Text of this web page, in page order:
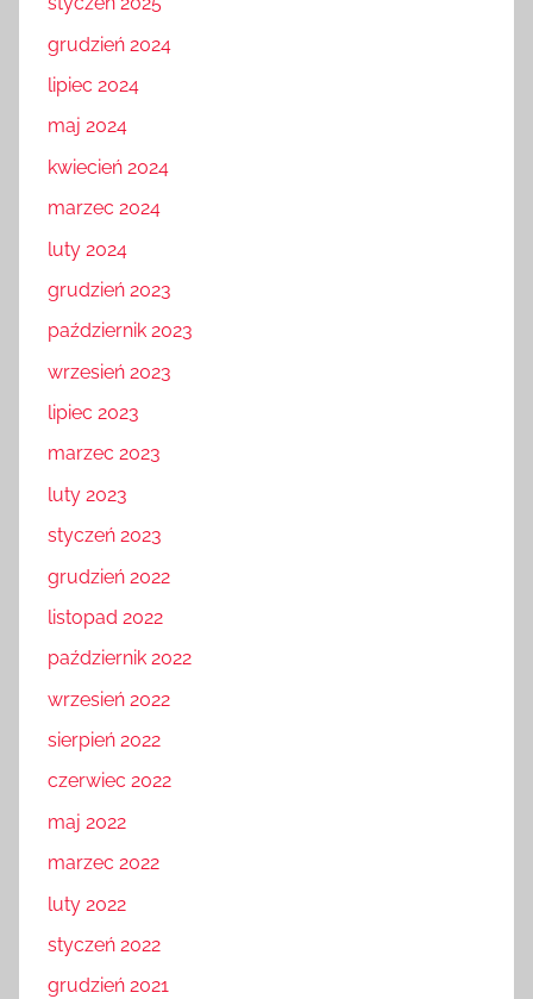
grudzień 2024
lipiec 2024
maj 2024
kwiecień 2024
marzec 2024
luty 2024
grudzień 2023
październik 2023
wrzesień 2023
lipiec 2023
marzec 2023
luty 2023
styczeń 2023
grudzień 2022
listopad 2022
październik 2022
wrzesień 2022
sierpień 2022
czerwiec 2022
maj 2022
marzec 2022
luty 2022
styczeń 2022
grudzień 2021